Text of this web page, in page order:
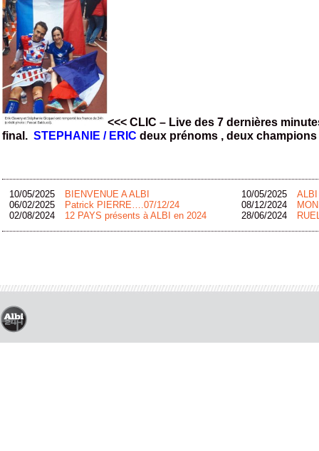
<<< CLIC – Live des 7 dernières
final. STEPHANIE / ERIC deux prénoms , deux
10/05/2025 BIENVENUE A ALBI 10/05/2025
ALBI
06/02/2025
Patrick PIERRE….07/12/24 08/12/2024
02/08/2024
12 PAYS présents à ALBI en 2024 28/06/2024